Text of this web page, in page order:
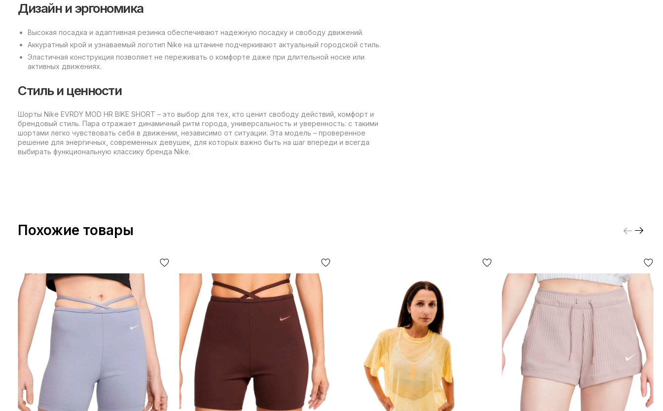
Дизайн и эргономика
Высокая посадка и адаптивная резинка обеспечивают надежную посадку и свободу движений.
Аккуратный крой и узнаваемый логотип Nike на штанине подчеркивают актуальный городской стиль.
Эластичная конструкция позволяет не переживать о комфорте даже при длительной носке или
активных движениях.
Стиль и ценности
Шорты Nike EVRDY MOD HR BIKE SHORT – это выбор для тех, кто ценит свободу действий, комфорт и
брендовый стиль. Пара отражает динамичный ритм города, универсальность и уверенность: с такими
шортами легко чувствовать себя в движении, независимо от ситуации. Эта модель – проверенное
решение для энергичных, современных девушек, для которых важно быть на шаг впереди и всегда
выбирать функциональную классику бренда Nike.
Похожие товары